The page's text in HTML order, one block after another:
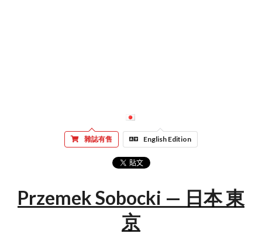
雜誌有售 English Edition
Przemek Sobocki — 日本 東
京